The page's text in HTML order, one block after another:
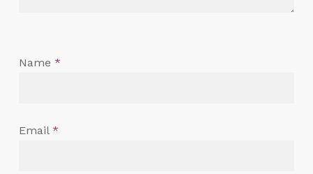
Name *
Email *